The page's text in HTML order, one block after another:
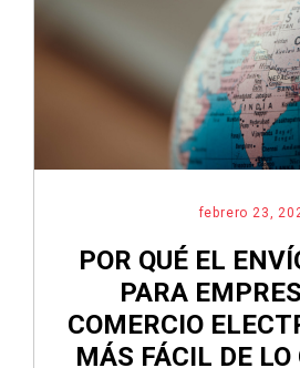
febrero 23,
POR QUÉ EL
PARA
COMERCIO
MÁS FÁCIL DE LO